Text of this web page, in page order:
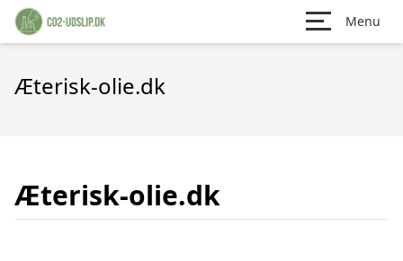
Menu
Æterisk-olie.dk
Æterisk-olie.dk